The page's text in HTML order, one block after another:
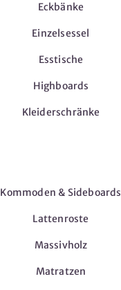
Eckbänke
Einzelsessel
Esstische
Highboards
Kleiderschränke
Kommoden & Sideboards
Lattenroste
Massivholz
Matratzen